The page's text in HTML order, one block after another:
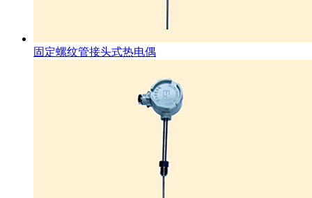
固定螺纹管接头式热电偶